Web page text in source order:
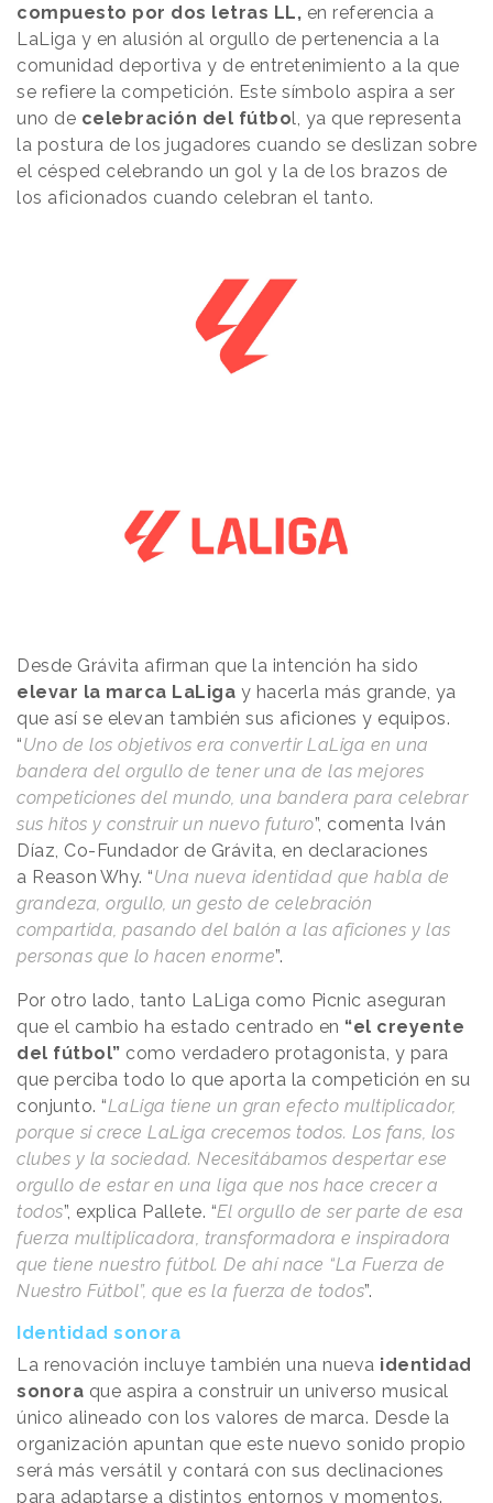
compuesto por dos letras LL, en referencia a
LaLiga y en alusión al orgullo de pertenencia a la
comunidad deportiva y de entretenimiento a la que
se refiere la competición. Este símbolo aspira a ser
uno de celebración del fútbol, ya que representa
la postura de los jugadores cuando se deslizan sobre
el césped celebrando un gol y la de los brazos de
los aficionados cuando celebran el tanto.
Desde Grávita afirman que la intención ha sido
elevar la marca LaLiga y hacerla más grande, ya
que así se elevan también sus aficiones y equipos.
“Uno de los objetivos era convertir LaLiga en una
bandera del orgullo de tener una de las mejores
competiciones del mundo, una bandera para celebrar
sus hitos y construir un nuevo futuro”, comenta Iván
Díaz, Co-Fundador de Grávita, en declaraciones
a Reason Why. “Una nueva identidad que habla de
grandeza, orgullo, un gesto de celebración
compartida, pasando del balón a las aficiones y las
personas que lo hacen enorme”.
Por otro lado, tanto LaLiga como Picnic aseguran
que el cambio ha estado centrado en “el creyente
del fútbol” como verdadero protagonista, y para
que perciba todo lo que aporta la competición en su
conjunto. “LaLiga tiene un gran efecto multiplicador,
porque si crece LaLiga crecemos todos. Los fans, los
clubes y la sociedad. Necesitábamos despertar ese
orgullo de estar en una liga que nos hace crecer a
todos”, explica Pallete. “El orgullo de ser parte de esa
fuerza multiplicadora, transformadora e inspiradora
que tiene nuestro fútbol. De ahí nace “La Fuerza de
Nuestro Fútbol”, que es la fuerza de todos”.
Identidad sonora
La renovación incluye también una nueva identidad
sonora que aspira a construir un universo musical
único alineado con los valores de marca. Desde la
organización apuntan que este nuevo sonido propio
será más versátil y contará con sus declinaciones
para adaptarse a distintos entornos y momentos.